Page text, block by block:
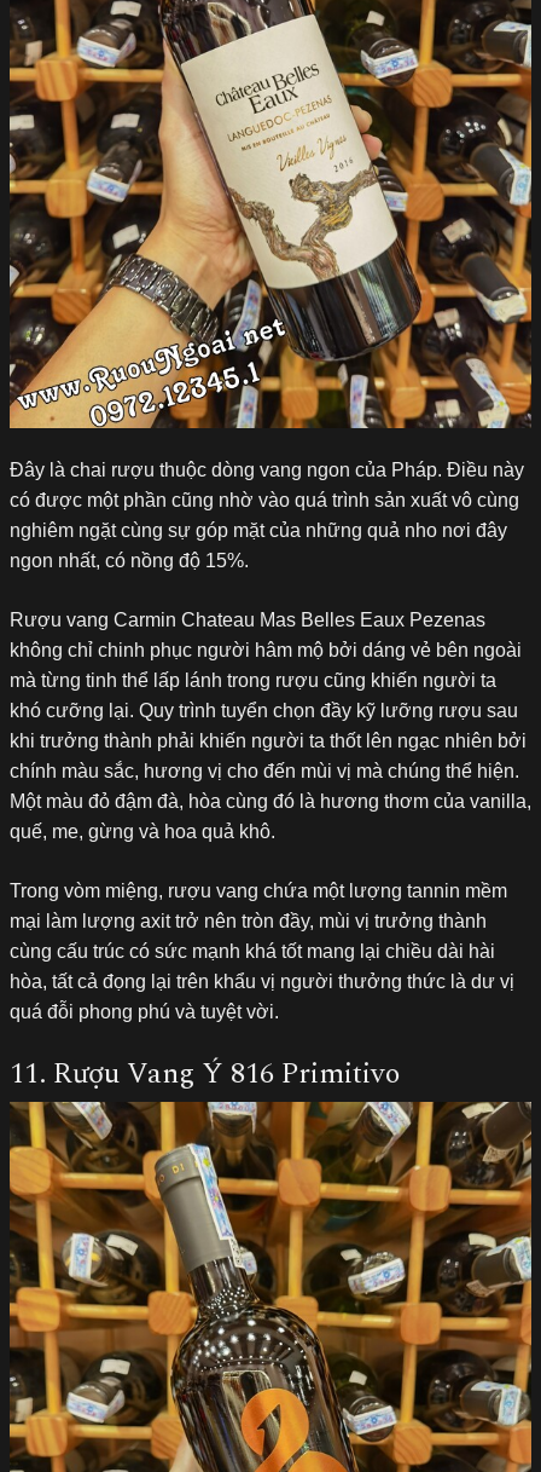
Đây là chai rượu thuộc dòng vang ngon của Pháp. Điều này
có được một phần cũng nhờ vào quá trình sản xuất vô cùng
nghiêm ngặt cùng sự góp mặt của những quả nho nơi đây
ngon nhất, có nồng độ 15%.
Rượu vang Carmin Chateau Mas Belles Eaux Pezenas
không chỉ chinh phục người hâm mộ bởi dáng vẻ bên ngoài
mà từng tinh thể lấp lánh trong rượu cũng khiến người ta
khó cưỡng lại. Quy trình tuyển chọn đầy kỹ lưỡng rượu sau
khi trưởng thành phải khiến người ta thốt lên ngạc nhiên bởi
chính màu sắc, hương vị cho đến mùi vị mà chúng thể hiện.
Một màu đỏ đậm đà, hòa cùng đó là hương thơm của vanilla,
quế, me, gừng và hoa quả khô.
Trong vòm miệng, rượu vang chứa một lượng tannin mềm
mại làm lượng axit trở nên tròn đầy, mùi vị trưởng thành
cùng cấu trúc có sức mạnh khá tốt mang lại chiều dài hài
hòa, tất cả đọng lại trên khẩu vị người thưởng thức là dư vị
quá đỗi phong phú và tuyệt vời.
11. Rượu Vang Ý 816 Primitivo